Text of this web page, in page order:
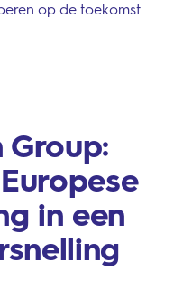
op de toekomst
Group:
in een